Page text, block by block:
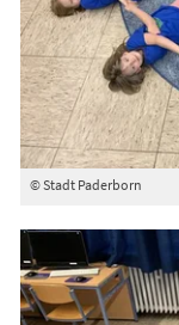
© Stadt Paderborn